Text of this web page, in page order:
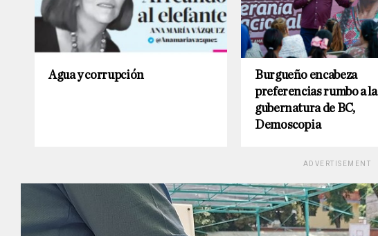
Agua y corrupción
Burgueño encabeza
preferencias rumbo a la
gubernatura de BC,
Demoscopia
ADVERTISEMENT